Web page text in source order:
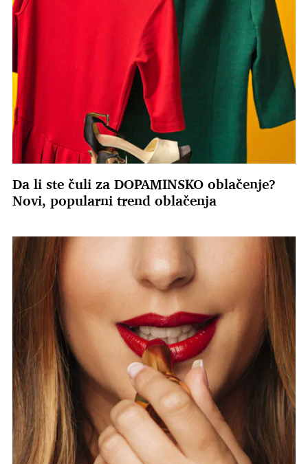
Da li ste čuli za DOPAMINSKO oblačenje?
Novi, popularni trend oblačenja